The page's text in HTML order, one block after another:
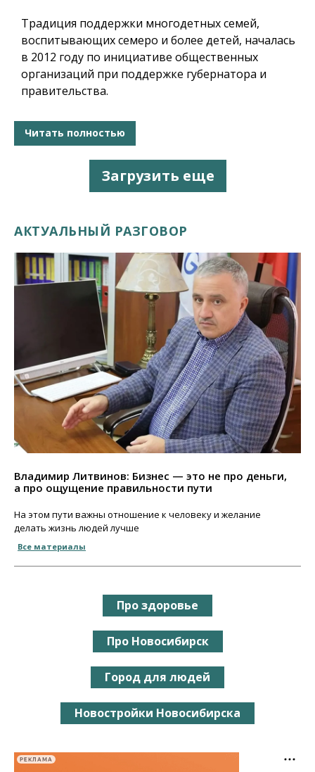
Традиция поддержки многодетных семей,
воспитывающих семеро и более детей, началась
в 2012 году по инициативе общественных
организаций при поддержке губернатора и
правительства.
Читать полностью
Загрузить еще
АКТУАЛЬНЫЙ РАЗГОВОР
Владимир Литвинов: Бизнес — это не про деньги,
а про ощущение правильности пути
На этом пути важны отношение к человеку и желание
делать жизнь людей лучше
Все материалы
Про здоровье
Про Новосибирск
Город для людей
Новостройки Новосибирска
РЕКЛАМА